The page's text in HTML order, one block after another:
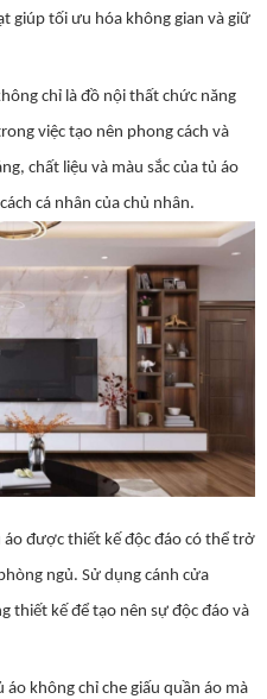
giúp tối ưu hóa không gian và giữ
chỉ là đồ nội thất chức năng
việc tạo nên phong cách và
chất liệu và màu sắc của tủ áo
cá nhân của chủ nhân.
được thiết kế độc đáo có thể trở
ngủ. Sử dụng cánh cửa
thiết kế để tạo nên sự độc đáo và
áo không chỉ che giấu quần áo mà